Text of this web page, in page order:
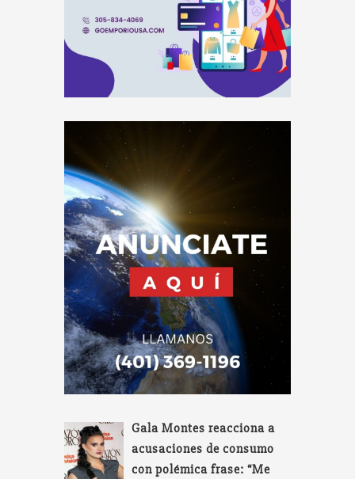
Gala Montes reacciona a
acusaciones de consumo
con polémica frase: “Me